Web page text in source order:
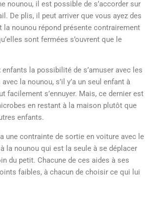
nounou, il est possible de s’accorder sur
De plis, il peut arriver que vous ayez des
la nounou répond présente contrairement
sont fermées s’ouvrent que le
la possibilité de s’amuser avec les
la nounou, s’il y’a un seul enfant à
facilement s’ennuyer. Mais, ce dernier est
en restant à la maison plutôt que
enfants.
une contrainte de sortie en voiture avec le
la nounou qui est la seule à se déplacer
du petit. Chacune de ces aides à ses
faibles, à chacun de choisir ce qui lui